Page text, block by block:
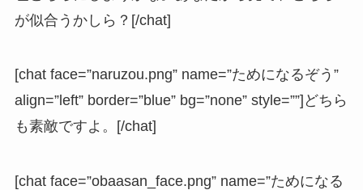
が似合うかしら？[/chat]
[chat face=”naruzou.png” name=”ためになるぞう”
align=”left” border=”blue” bg=”none” style=””]どちら
も素敵ですよ。[/chat]
[chat face=”obaasan_face.png” name=”ためになる